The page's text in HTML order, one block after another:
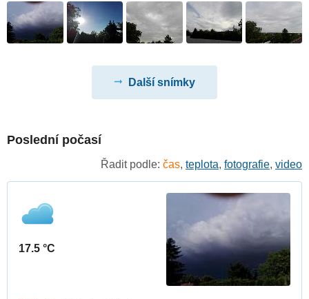
Další snímky
Poslední počasí
Řadit podle: čas, teplota, fotografie, video
17.5 °C